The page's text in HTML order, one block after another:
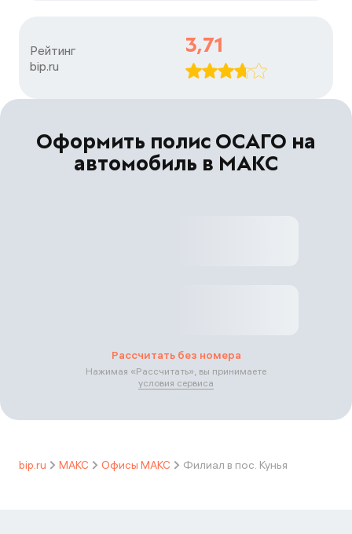
Рейтинг
bip.ru
3,71
Оформить полис ОСАГО на
автомобиль в МАКС
Рассчитать без номера
Нажимая «Рассчитать», вы принимаете
условия сервиса
bip.ru МАКС Офисы МАКС Филиал в пос. Кунья